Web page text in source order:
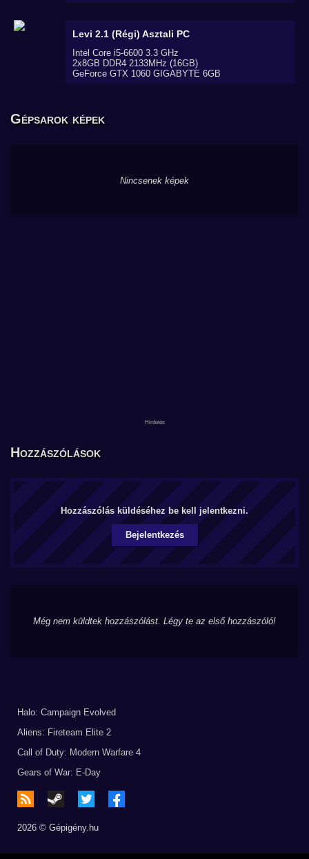
Levi 2.1 (Régi) Asztali PC
Intel Core i5-6600 3.3 GHz
2x8GB DDR4 2133MHz (16GB)
GeForce GTX 1060 GIGABYTE 6GB
Gépsarok képek
Nincsenek képek
Hozzászólások
Hozzászólás küldéséhez be kell jelentkezni.
Bejelentkezés
Még nem küldtek hozzászólást. Légy te az első hozzászóló!
Halo: Campaign Evolved
Aliens: Fireteam Elite 2
Call of Duty: Modern Warfare 4
Gears of War: E-Day
2026 © Gépigény.hu